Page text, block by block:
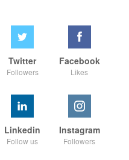
Facebook
Likes
Twitter
Followers
Instagram
Followers
Linkedin
Follow us